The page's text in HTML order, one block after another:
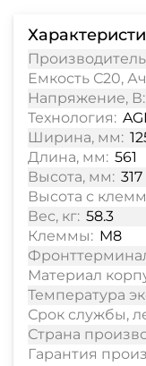
Емкость С20,
Напряжение, В:
Технология:
Ширина, мм:
Длина, мм: 561
Высота, мм: 317
Высота с
Вес, кг: 58.3
Клеммы: M8
Материал
Температура
Срок службы,
Страна
Гарантия